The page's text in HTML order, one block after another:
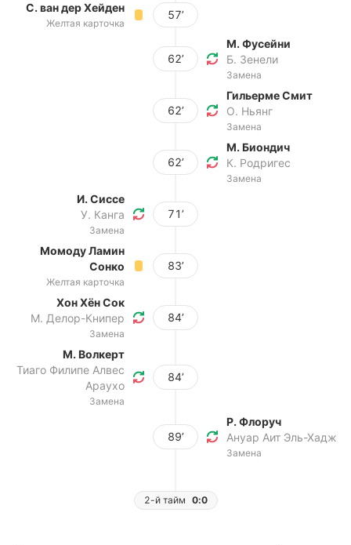
С. ван дер Хейден
Желтая карточка
57’
62’
М. Фусейни
Б. Зенели
Замена
62’
Гильерме Смит
О. Ньянг
Замена
62’
М. Биондич
К. Родригес
Замена
И. Сиссе
У. Канга
Замена
71’
Момоду Ламин
Сонко
Желтая карточка
83’
Хон Хён Сок
М. Делор-Книпер
Замена
84’
М. Волкерт
Тиаго Филипе Алвес
Араухо
Замена
84’
89’
Р. Флоруч
Ануар Аит Эль-Хадж
Замена
2-й тайм 0:0